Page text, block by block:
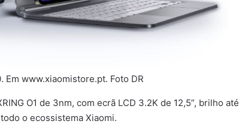
Em www.xiaomistore.pt. Foto DR
O1 de 3nm, com ecrã LCD 3.2K de 12,5”, brilho até
o ecossistema Xiaomi.